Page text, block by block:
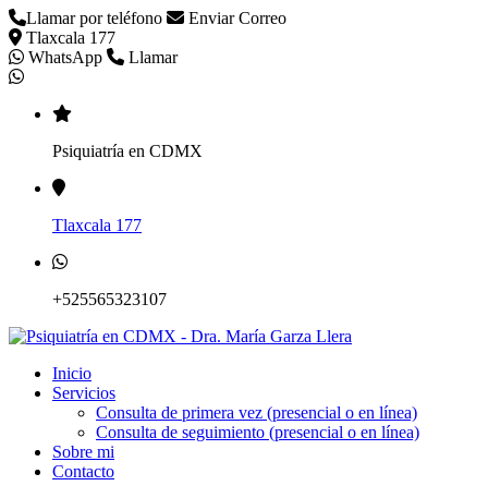
Llamar por teléfono
Enviar Correo
Tlaxcala 177
WhatsApp
Llamar
Psiquiatría en CDMX
Tlaxcala 177
+525565323107
Inicio
Servicios
Consulta de primera vez (presencial o en línea)
Consulta de seguimiento (presencial o en línea)
Sobre mi
Contacto